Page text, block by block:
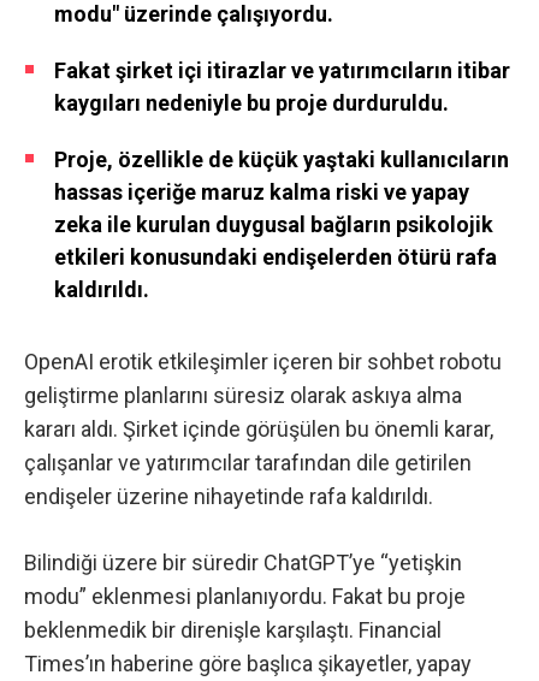
modu" üzerinde çalışıyordu.
Fakat şirket içi itirazlar ve yatırımcıların itibar
kaygıları nedeniyle bu proje durduruldu.
Proje, özellikle de küçük yaştaki kullanıcıların
hassas içeriğe maruz kalma riski ve yapay
zeka ile kurulan duygusal bağların psikolojik
etkileri konusundaki endişelerden ötürü rafa
kaldırıldı.
OpenAI erotik etkileşimler içeren bir sohbet robotu
geliştirme planlarını süresiz olarak askıya alma
kararı aldı. Şirket içinde görüşülen bu önemli karar,
çalışanlar ve yatırımcılar tarafından dile getirilen
endişeler üzerine nihayetinde rafa kaldırıldı.
Bilindiği üzere bir süredir ChatGPT’ye “yetişkin
modu” eklenmesi planlanıyordu. Fakat bu proje
beklenmedik bir direnişle karşılaştı. Financial
Times’ın haberine göre başlıca şikayetler, yapay